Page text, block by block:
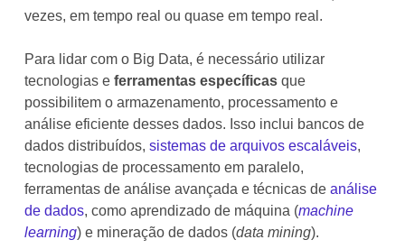
vezes, em tempo real ou quase em tempo real.
Para lidar com o Big Data, é necessário utilizar
tecnologias e ferramentas específicas que
possibilitem o armazenamento, processamento e
análise eficiente desses dados. Isso inclui bancos de
dados distribuídos, sistemas de arquivos escaláveis,
tecnologias de processamento em paralelo,
ferramentas de análise avançada e técnicas de análise
de dados, como aprendizado de máquina (machine
learning) e mineração de dados (data mining).